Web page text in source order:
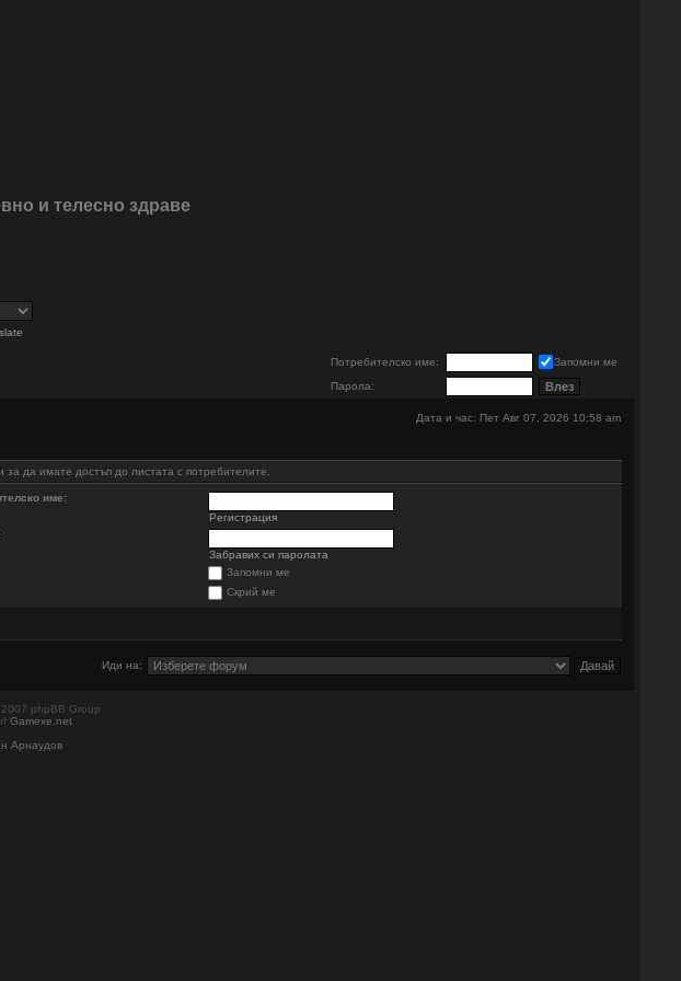
и телесно здраве
Потребителско име:
Запомни ме
Парола:
Дата и час: Пет Авг 07, 2026 10:58 am
да имате достъп до листата с потребителите.
име:
Регистрация
Забравих си паролата
Запомни ме
Скрий ме
Иди на:
phpBB Group
Gamexe.net
Арнаудов